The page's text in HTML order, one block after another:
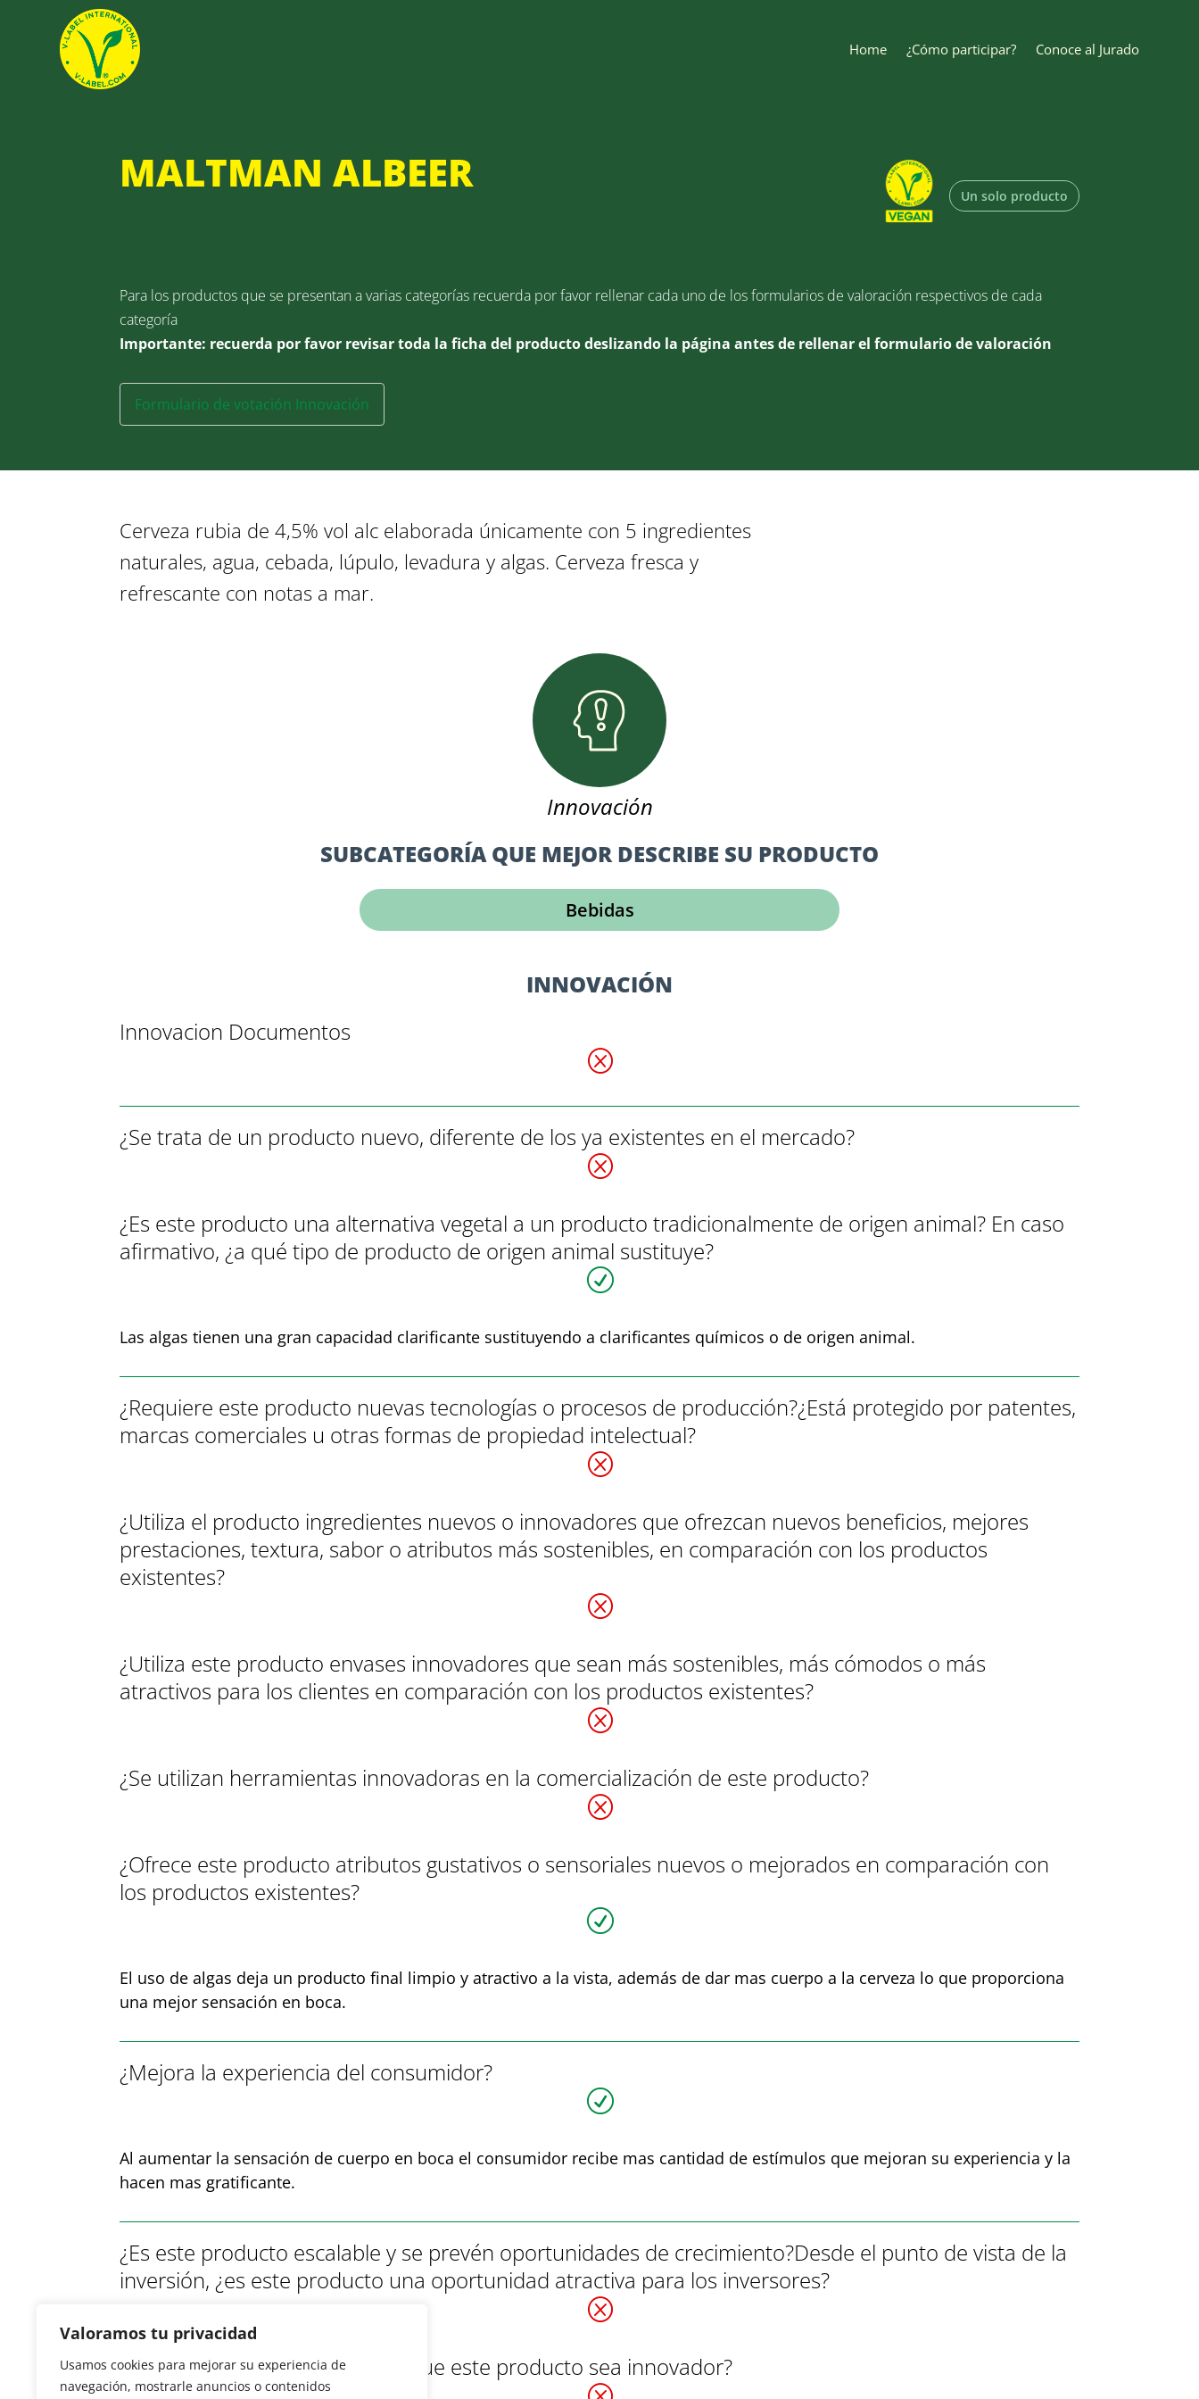
Valoramos tu privacidad
Usamos cookies para mejorar su experiencia de
navegación, mostrarle anuncios o contenidos
Home ¿Cómo participar? Conoce al Jurado
MALTMAN ALBEER Un solo producto
Para los productos que se presentan a varias categorías recuerda por favor rellenar cada uno de los formularios de valoración respectivos de cada
categoría
Importante: recuerda por favor revisar toda la ficha del producto deslizando la página antes de rellenar el formulario de valoración
Formulario de votación Innovación
Cerveza rubia de 4,5% vol alc elaborada únicamente con 5 ingredientes
naturales, agua, cebada, lúpulo, levadura y algas. Cerveza fresca y
refrescante con notas a mar.
Innovación
SUBCATEGORÍA QUE MEJOR DESCRIBE SU PRODUCTO
Bebidas
INNOVACIÓN
Innovacion Documentos
Q
¿Se trata de un producto nuevo, diferente de los ya existentes en el mercado?
Q
¿Es este producto una alternativa vegetal a un producto tradicionalmente de origen animal? En caso
afirmativo, ¿a qué tipo de producto de origen animal sustituye?
R
Las algas tienen una gran capacidad clarificante sustituyendo a clarificantes químicos o de origen animal.
¿Requiere este producto nuevas tecnologías o procesos de producción?¿Está protegido por patentes,
marcas comerciales u otras formas de propiedad intelectual?
Q
¿Utiliza el producto ingredientes nuevos o innovadores que ofrezcan nuevos beneficios, mejores
prestaciones, textura, sabor o atributos más sostenibles, en comparación con los productos
existentes?
Q
¿Utiliza este producto envases innovadores que sean más sostenibles, más cómodos o más
atractivos para los clientes en comparación con los productos existentes?
Q
¿Se utilizan herramientas innovadoras en la comercialización de este producto?
Q
¿Ofrece este producto atributos gustativos o sensoriales nuevos o mejorados en comparación con
los productos existentes?
R
El uso de algas deja un producto final limpio y atractivo a la vista, además de dar mas cuerpo a la cerveza lo que proporciona
una mejor sensación en boca.
¿Mejora la experiencia del consumidor?
R
Al aumentar la sensación de cuerpo en boca el consumidor recibe mas cantidad de estímulos que mejoran su experiencia y la
hacen mas gratificante.
¿Es este producto escalable y se prevén oportunidades de crecimiento?Desde el punto de vista de la
inversión, ¿es este producto una oportunidad atractiva para los inversores?
Q
¿Existen otros aspectos en los que este producto sea innovador?